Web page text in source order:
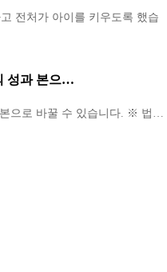
전처가 아이를 키우도록 했습
성과 본으…
으로 바꿀 수 있습니다. ※ 법…